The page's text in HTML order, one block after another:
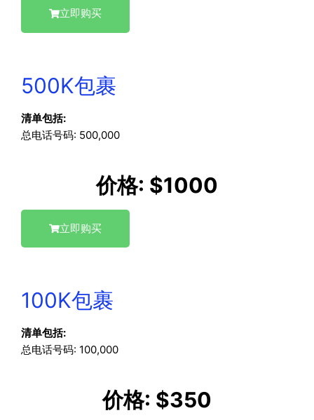
立即购买
500K包裹
清单包括:
总电话号码: 500,000
价格: $1000
立即购买
100K包裹
清单包括:
总电话号码: 100,000
价格: $350